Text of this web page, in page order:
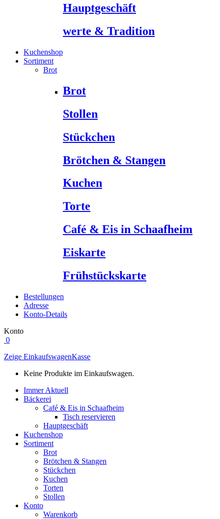
Hauptgeschäft
werte & Tradition
Kuchenshop
Sortiment
Brot
Brot
Stollen
Stückchen
Brötchen & Stangen
Kuchen
Torte
Café & Eis in Schaafheim
Eiskarte
Frühstückskarte
Bestellungen
Adresse
Konto-Details
Konto
0
Zeige EinkaufswagenKasse
Keine Produkte im Einkaufswagen.
Immer Aktuell
Bäckerei
Café & Eis in Schaafheim
Tisch reservieren
Hauptgeschäft
Kuchenshop
Sortiment
Brot
Brötchen & Stangen
Stückchen
Kuchen
Torten
Stollen
Konto
Warenkorb